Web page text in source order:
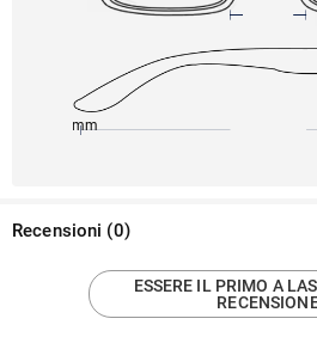
145mm
Recensioni (0)
ESSERE IL PRIMO A